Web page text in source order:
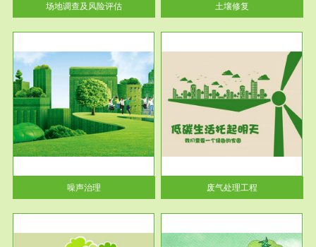
场地调查及风险评估 土壤修复
噪声治理
服务范围
废气处理工程
废气处理工程